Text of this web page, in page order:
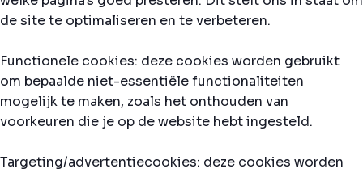
de site te optimaliseren en te verbeteren.
Functionele cookies: deze cookies worden gebruikt
om bepaalde niet-essentiële functionaliteiten
mogelijk te maken, zoals het onthouden van
voorkeuren die je op de website hebt ingesteld.
Targeting/advertentiecookies: deze cookies worden